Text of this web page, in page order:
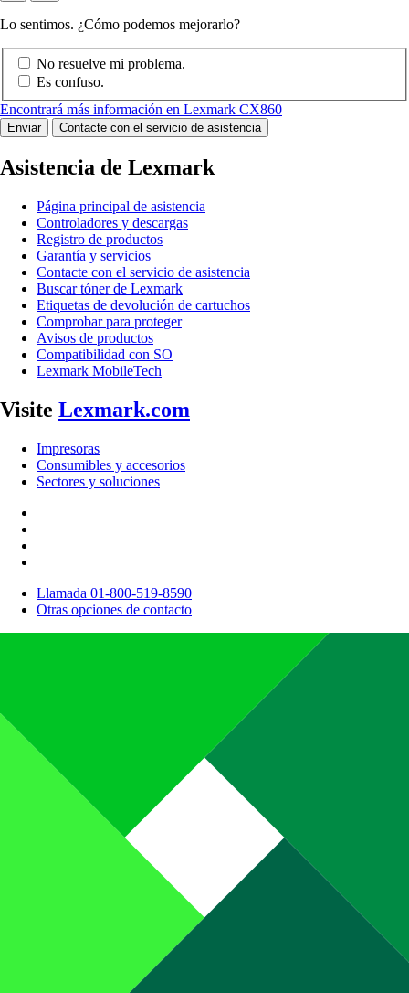
Lo sentimos. ¿Cómo podemos mejorarlo?
No resuelve mi problema.
Es confuso.
Encontrará más información en Lexmark CX860
Enviar Contacte con el servicio de asistencia
Asistencia de Lexmark
Página principal de asistencia
Controladores y descargas
Registro de productos
Garantía y servicios
Contacte con el servicio de asistencia
Buscar tóner de Lexmark
Etiquetas de devolución de cartuchos
Comprobar para proteger
Avisos de productos
Compatibilidad con SO
Lexmark MobileTech
Visite Lexmark.com
Impresoras
Consumibles y accesorios
Sectores y soluciones
Llamada 01-800-519-8590
Otras opciones de contacto